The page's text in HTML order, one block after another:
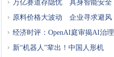
万亿赛道存隐忧 具身智能安全
原料价格大波动 企业寻求避风
经济时评：OpenAI庭审揭AI治理
新“机器人”辈出！中国人形机